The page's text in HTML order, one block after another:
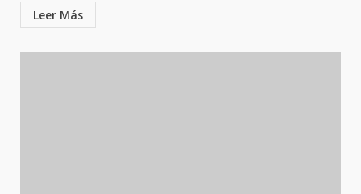
Leer Más